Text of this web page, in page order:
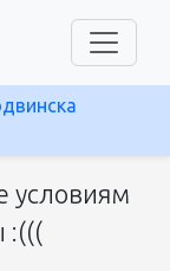
условиям
:(((